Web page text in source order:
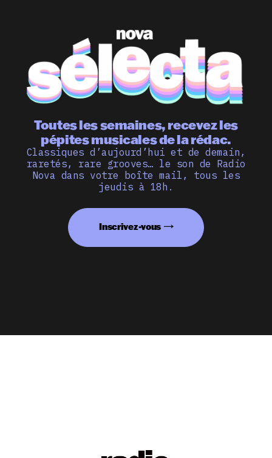
Toutes les semaines, recevez les
pépites musicales de la rédac.
Classiques d’aujourd’hui et de demain,
raretés, rare grooves… le son de Radio
Nova dans votre boîte mail, tous les
jeudis à 18h.
Inscrivez-vous